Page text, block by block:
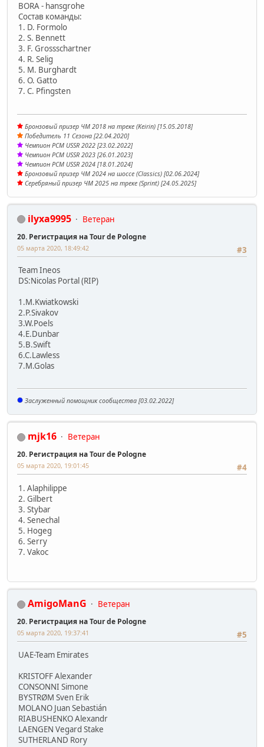
BORA - hansgrohe
Состав команды:
1. D. Formolo
2. S. Bennett
3. F. Grossschartner
4. R. Selig
5. M. Burghardt
6. O. Gatto
7. C. Pfingsten
Бронзовый призер ЧМ 2018 на треке (Keirin) [15.05.2018]
Победитель 11 Сезона [22.04.2020]
Чемпион PCM USSR 2022 [23.02.2022]
Чемпион PCM USSR 2023 [26.01.2023]
Чемпион PCM USSR 2024 [18.01.2024]
Бронзовый призер ЧМ 2024 на шоссе (Classics) [02.06.2024]
Серебряный призер ЧМ 2025 на треке (Sprint) [24.05.2025]
ilyxa9995 Ветеран
20. Регистрация на Tour de Pologne
#3
05 марта 2020, 18:49:42
Team Ineos
DS:Nicolas Portal (RIP)
1.M.Kwiatkowski
2.P.Sivakov
3.W.Poels
4.E.Dunbar
5.B.Swift
6.C.Lawless
7.M.Golas
Заслуженный помощник сообщества [03.02.2022]
mjk16 Ветеран
20. Регистрация на Tour de Pologne
#4
05 марта 2020, 19:01:45
1. Alaphilippe
2. Gilbert
3. Stybar
4. Senechal
5. Hogeg
6. Serry
7. Vakoc
AmigoManG Ветеран
20. Регистрация на Tour de Pologne
#5
05 марта 2020, 19:37:41
UAE-Team Emirates
KRISTOFF Alexander
CONSONNI Simone
BYSTRØM Sven Erik
MOLANO Juan Sebastián
RIABUSHENKO Alexandr
LAENGEN Vegard Stake
SUTHERLAND Rory